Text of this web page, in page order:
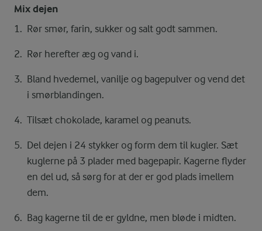
Mix dejen
Rør smør, farin, sukker og salt godt sammen.
Rør herefter æg og vand i.
Bland hvedemel, vanilje og bagepulver og vend det
i smørblandingen.
Tilsæt chokolade, karamel og peanuts.
Del dejen i 24 stykker og form dem til kugler. Sæt
kuglerne på 3 plader med bagepapir. Kagerne flyder
en del ud, så sørg for at der er god plads imellem
dem.
Bag kagerne til de er gyldne, men bløde i midten.